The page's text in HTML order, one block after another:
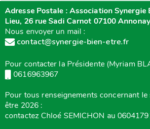
Adresse Postale : Association Synergie
Lieu, 26 rue Sadi Carnot 07100 Annonay
Nous envoyer un mail :
contact@synergie-bien-etre.fr
Pour contacter la Présidente (Myriam
0616963967
Pour tous renseignements concernant
être 2026 :
contactez Chloé SEMICHON au